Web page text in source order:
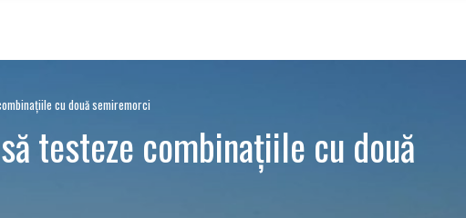
cu două semiremorci
testeze combinațiile cu două